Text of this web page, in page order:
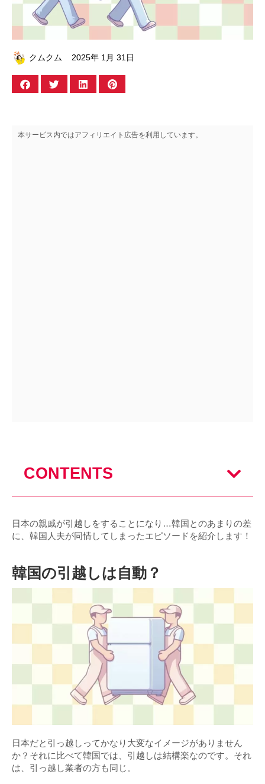
クムクム 2025年 1月 31日
本サービス内ではアフィリエイト広告を利用しています。
CONTENTS
日本の親戚が引越しをすることになり…韓国とのあまりの差
に、韓国人夫が同情してしまったエピソードを紹介します！
韓国の引越しは自動？
日本だと引っ越しってかなり大変なイメージがありません
か？それに比べて韓国では、引越しは結構楽なのです。それ
は、引っ越し業者の方も同じ。